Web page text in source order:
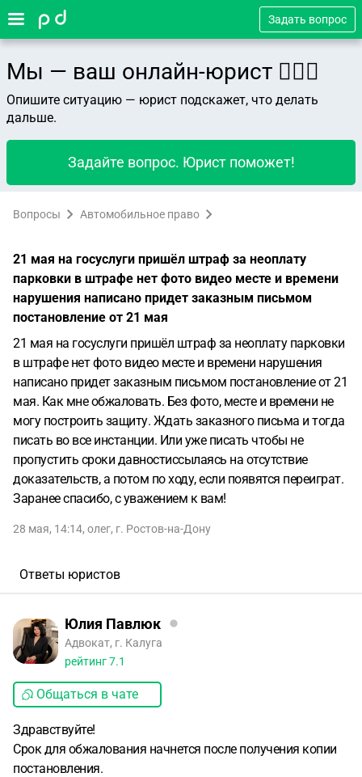
Задать вопрос
Мы — ваш онлайн-юрист 👨🏻‍⚖️
Опишите ситуацию — юрист подскажет, что делать
дальше.
Задайте вопрос. Юрист поможет!
Вопросы Автомобильное право
21 мая на госуслуги пришёл штраф за неоплату
парковки в штрафе нет фото видео месте и времени
нарушения написано придет заказным письмом
постановление от 21 мая
21 мая на госуслуги пришёл штраф за неоплату парковки
в штрафе нет фото видео месте и времени нарушения
написано придет заказным письмом постановление от 21
мая. Как мне обжаловать. Без фото, месте и времени не
могу построить защиту. Ждать заказного письма и тогда
писать во все инстанции. Или уже писать чтобы не
пропустить сроки давностиссылаясь на отсутствие
доказательств, а потом по ходу, если появятся переиграт.
Заранее спасибо, с уважением к вам!
28 мая, 14:14, олег, г. Ростов-на-Дону
Ответы юристов
Юлия Павлюк
Адвокат, г. Калуга
рейтинг7.1
Общаться в чате
Здравствуйте!
Срок для обжалования начнется после получения копии
постановления.